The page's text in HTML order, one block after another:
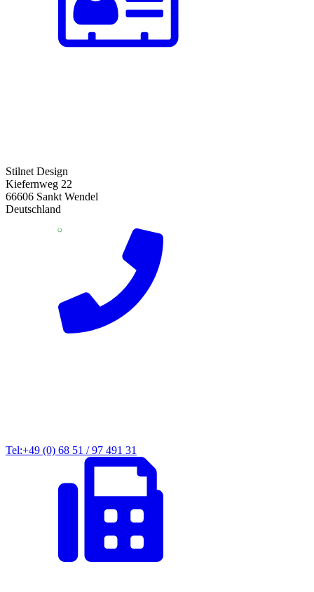
Stilnet Design
Kiefernweg 22
66606 Sankt Wendel
Deutschland
Tel:+49 (0) 68 51 / 97 491 31